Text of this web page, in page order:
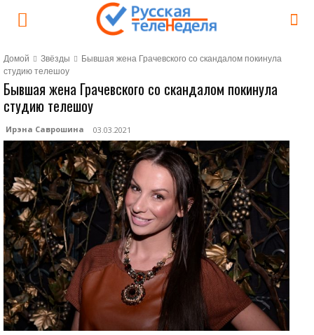
Домой Звёзды
Бывшая жена Грачевского со скандалом покинула
студию телешоу
Бывшая жена Грачевского со скандалом покинула
студию телешоу
Ирэна Саврошина 03.03.2021